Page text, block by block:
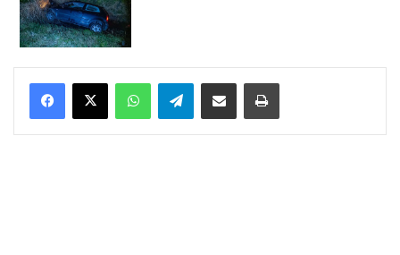
WhatsAppTelegramDelen via Email Print